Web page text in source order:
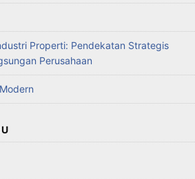
Properti: Pendekatan Strategis
Perusahaan